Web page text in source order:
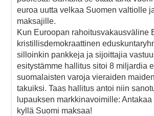
euroa uutta velkaa Suomen valtiolle
maksajille.
Kun Euroopan rahoitusvakausväline
kristillisdemokraattinen
silloinkin pankkeja ja sijoittajia
esitystämme hallitus sitoi 8 miljardia
suomalaisten varoja vieraiden
takuiksi. Taas hallitus antoi niin
lupauksen markkinavoimille:
kyllä Suomi maksaa!